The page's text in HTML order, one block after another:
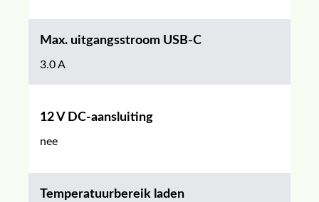
Max. uitgangsstroom USB-C
3.0 A
12 V DC-aansluiting
nee
Temperatuurbereik laden